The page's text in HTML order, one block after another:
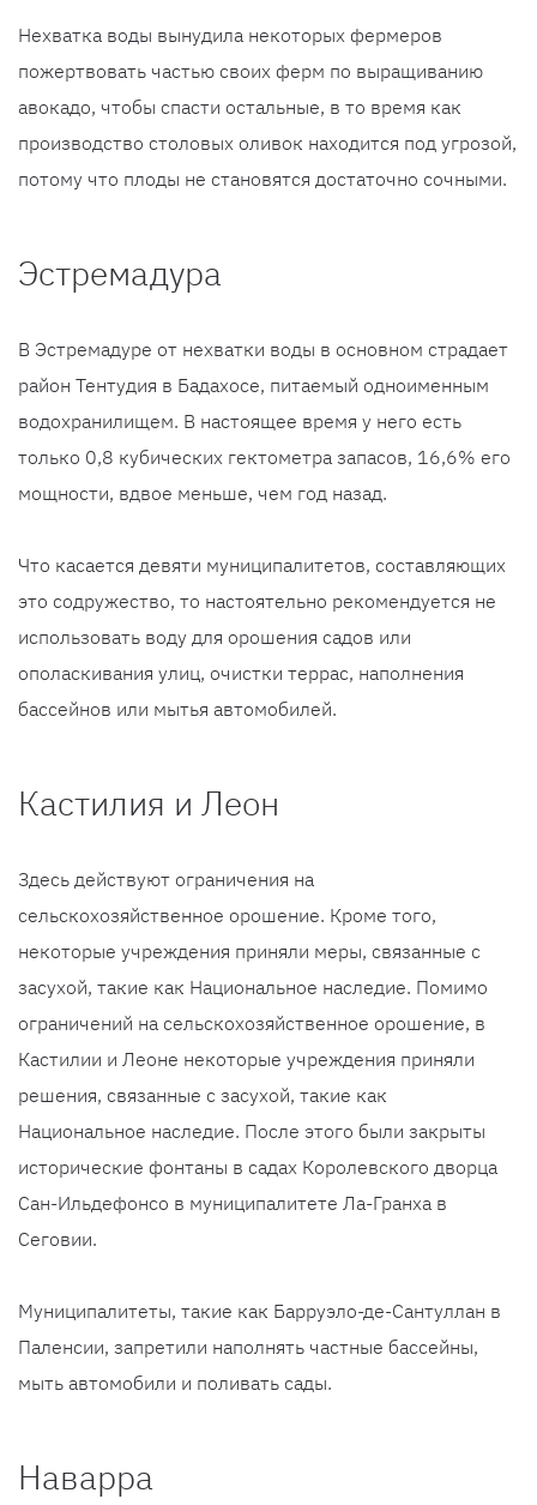
Нехватка воды вынудила некоторых фермеров
пожертвовать частью своих ферм по выращиванию
авокадо, чтобы спасти остальные, в то время как
производство столовых оливок находится под угрозой,
потому что плоды не становятся достаточно сочными.
Эстремадура
В Эстремадуре от нехватки воды в основном страдает
район Тентудия в Бадахосе, питаемый одноименным
водохранилищем. В настоящее время у него есть
только 0,8 кубических гектометра запасов, 16,6% его
мощности, вдвое меньше, чем год назад.
Что касается девяти муниципалитетов, составляющих
это содружество, то настоятельно рекомендуется не
использовать воду для орошения садов или
ополаскивания улиц, очистки террас, наполнения
бассейнов или мытья автомобилей.
Кастилия и Леон
Здесь действуют ограничения на
сельскохозяйственное орошение. Кроме того,
некоторые учреждения приняли меры, связанные с
засухой, такие как Национальное наследие. Помимо
ограничений на сельскохозяйственное орошение, в
Кастилии и Леоне некоторые учреждения приняли
решения, связанные с засухой, такие как
Национальное наследие. После этого были закрыты
исторические фонтаны в садах Королевского дворца
Сан-Ильдефонсо в муниципалитете Ла-Гранха в
Сеговии.
Муниципалитеты, такие как Барруэло-де-Сантуллан в
Паленсии, запретили наполнять частные бассейны,
мыть автомобили и поливать сады.
Наварра